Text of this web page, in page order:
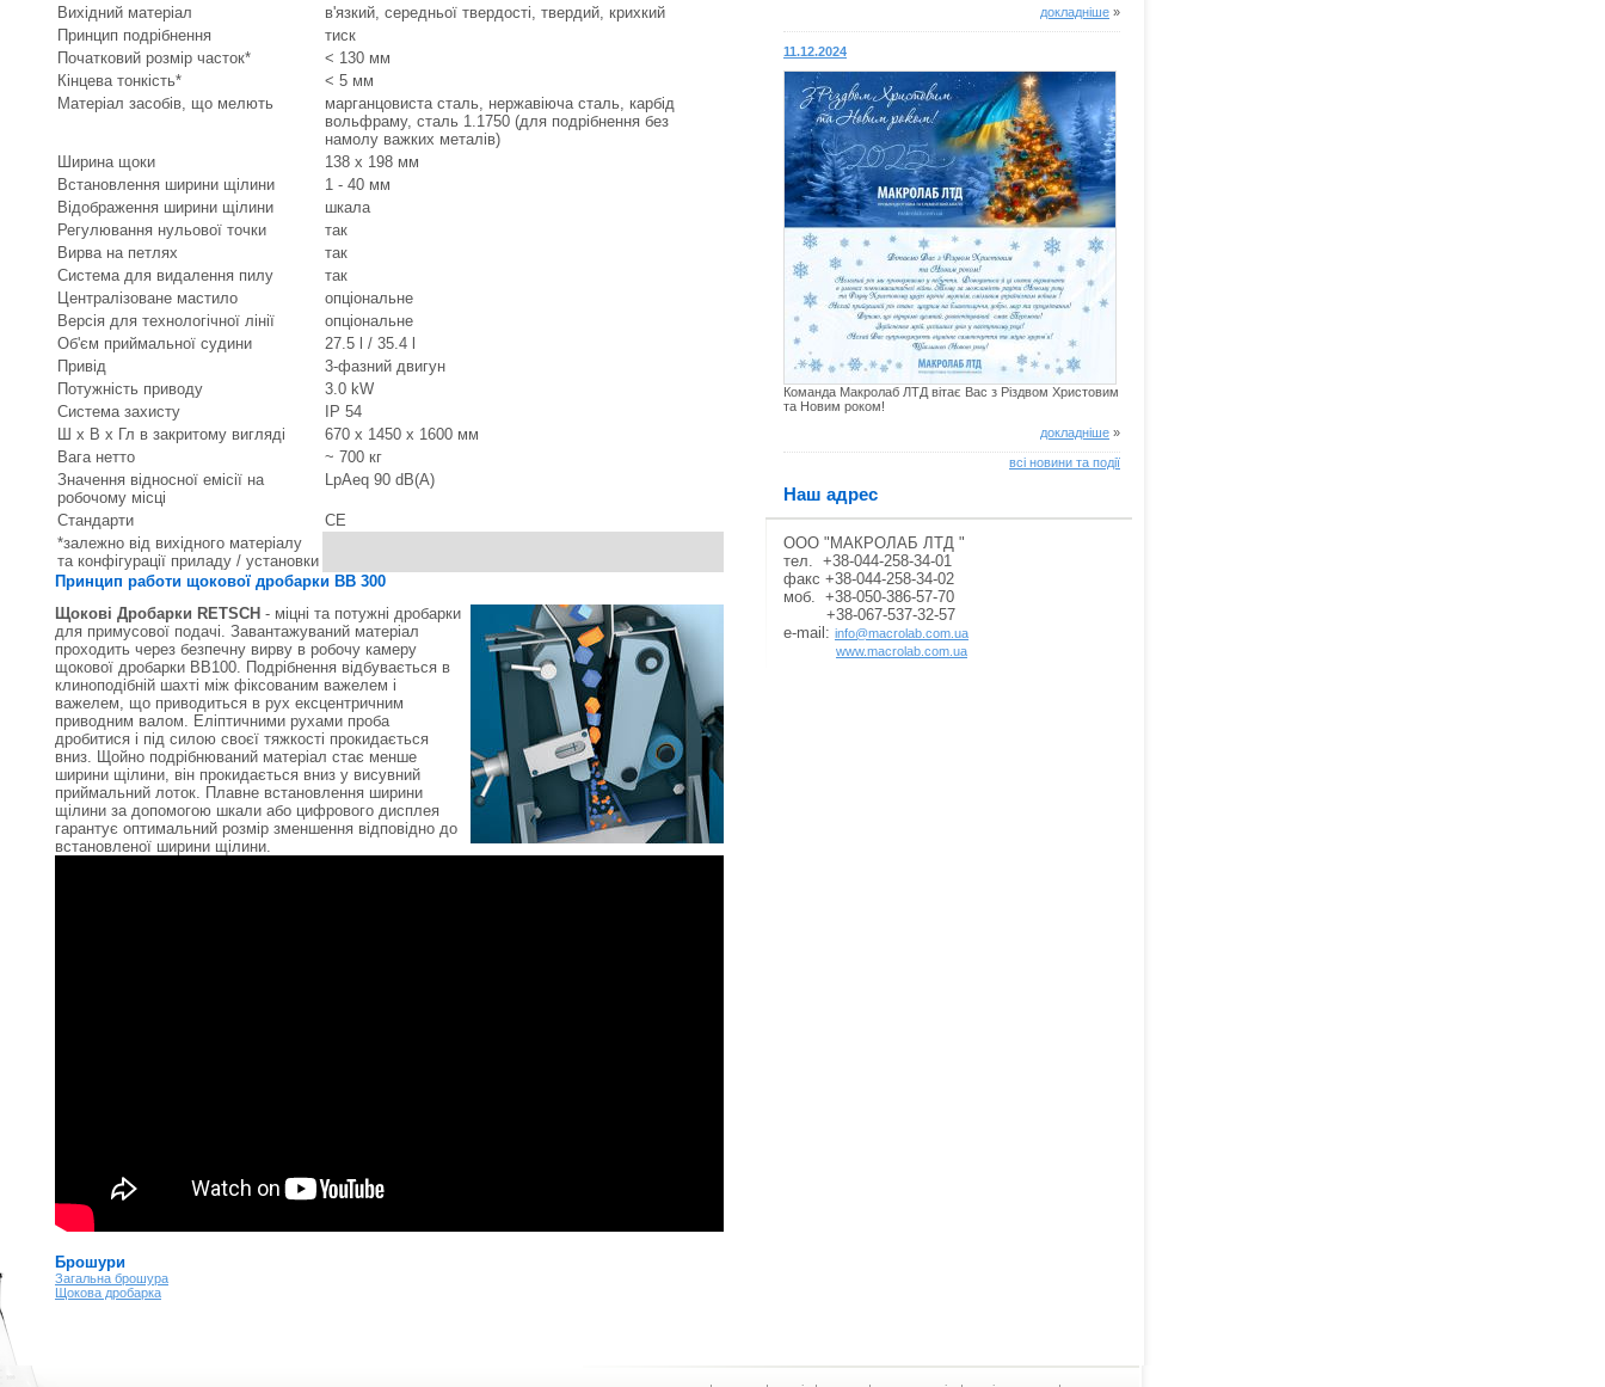
Вихідний матеріал
в'язкий, середньої твердості, твердий, крихкий
Принцип подрібнення
тиск
Початковий розмір часток*
< 130 мм
Кінцева тонкість*
< 5 мм
Матеріал засобів, що мелють
марганцовиста сталь, нержавіюча сталь, карбід
вольфраму, сталь 1.1750 (для подрібнення без
намолу важких металів)
Ширина щоки
138 x 198 мм
Встановлення ширини щілини
1 - 40 мм
Відображення ширини щілини
шкала
Регулювання нульової точки
так
Вирва на петлях
так
Система для видалення пилу
так
Централізоване мастило
опціональне
Версія для технологічної лінії
опціональне
Об'єм приймальної судини
27.5 l / 35.4 l
Привід
3-фазний двигун
Потужність приводу
3.0 kW
Система захисту
IP 54
Ш х В х Гл в закритому вигляді
670 x 1450 x 1600 мм
Вага нетто
~ 700 кг
Значення відносної емісії на
робочому місці
LpAeq 90 dB(A)
Стандарти
CE
*залежно від вихідного матеріалу
та конфігурації приладу / установки
Принцип работи щокової дробарки ВВ 300
Щокові Дробарки RETSCH - міцні та потужні дробарки
для примусової подачі. Завантажуваний матеріал
проходить через безпечну вирву в робочу камеру
щокової дробарки ВВ100. Подрібнення відбувається в
клиноподібній шахті між фіксованим важелем і
важелем, що приводиться в рух ексцентричним
приводним валом. Еліптичними рухами проба
дробитися і під силою своєї тяжкості прокидається
вниз. Щойно подрібнюваний матеріал стає менше
ширини щілини, він прокидається вниз у висувний
приймальний лоток. Плавне встановлення ширини
щілини за допомогою шкали або цифрового дисплея
гарантує оптимальний розмір зменшення відповідно до
встановленої ширини щілини.
Брошури
Загальна брошура
Щокова дробарка
докладніше »
11.12.2024
Команда Макролаб ЛТД вітає Вас з Різдвом Христовим
та Новим роком!
докладніше »
всі новини та події
Наш адрес
ООО "МАКРОЛАБ ЛТД "
тел. +38-044-258-34-01
факс +38-044-258-34-02
моб. +38-050-386-57-70
+38-067-537-32-57
e-mail: info@macrolab.com.ua
www.macrolab.com.ua